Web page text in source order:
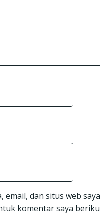
email, dan situs web
komentar saya